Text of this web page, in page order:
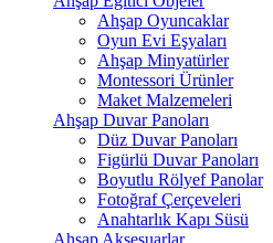
Ahşap Oyuncaklar
Oyun Evi Eşyaları
Ahşap Minyatürler
Montessori Ürünler
Maket Malzemeleri
Ahşap Duvar Panoları
Düz Duvar Panoları
Figürlü Duvar Panoları
Boyutlu Rölyef Panolar
Fotoğraf Çerçeveleri
Anahtarlık Kapı Süsü
Ahşap Aksesuarlar